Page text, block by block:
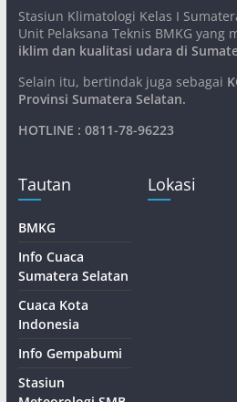
Stasiun Klimatologi Kelas I
Unit Pelaksana Teknis BMKG yang
iklim dan kualitasi udara di
Selain itu, bertindak juga sebagai
Provinsi Sumatera Selatan.
HOTLINE : 0811-78-96223
Tautan
BMKG
Info Cuaca
Sumatera Selatan
Cuaca Kota
Indonesia
Info Gempabumi
Stasiun
Lokasi